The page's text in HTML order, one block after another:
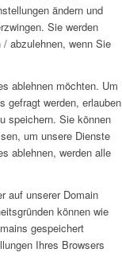
ändern und
Sie werden
abzulehnen, wenn Sie
ablehnen möchten. Um
gefragt werden, erlauben
speichern. Sie können
um unsere Dienste
ablehnen, werden alle
auf unserer Domain
können wie
gespeichert
Ihres Browsers